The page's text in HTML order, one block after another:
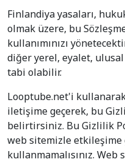
Finlandiya yasaları,
olmak üzere, bu
kullanımınızı
diğer yerel, eyalet,
tabi olabilir.
Looptube.net'i
iletişime geçerek, bu
belirtirsiniz. Bu Gizlilik
web sitemizle
kullanmamalısınız.